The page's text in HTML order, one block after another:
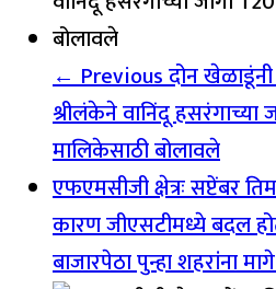
← Previousदोन खेळाडूंनी
श्रीलंकेने वानिंदू हसरंगाच्या
मालिकेसाठी बोलावले
एफएमसीजी क्षेत्रः सप्टेंबर
कारण जीएसटीमध्ये बदल
बाजारपेठा पुन्हा शहरांना